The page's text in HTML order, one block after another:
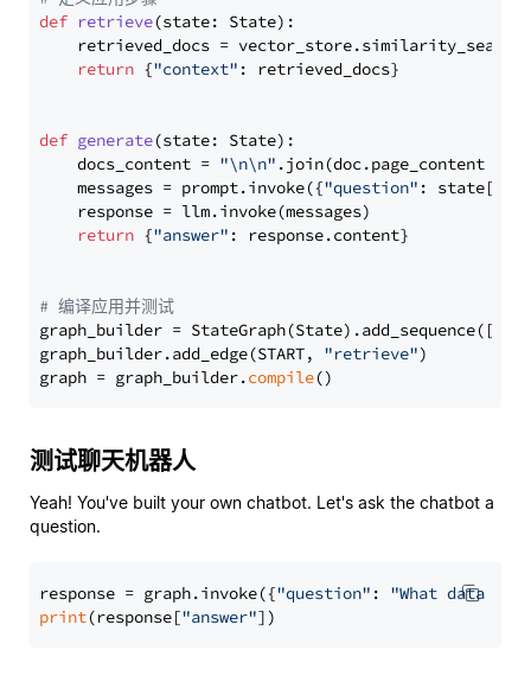
def retrieve(state: State):
retrieved_docs =
return {"context" : retrieved_docs}
def generate(state: State):
    docs_content =
"\n\n" .join(doc.page_content
    messages = prompt.invoke({
"question" : state[
    response = llm.invoke(messages)
return {"answer" : response.content}
# 编译应用并测试
graph_builder =
graph_builder.add_edge(START, "retrieve")
graph = graph_builder.compile
测试聊天机器人
Yeah! You've built your own chatbot. Let's ask the chatbot a
question.
response = graph.invoke({"question" : "What data
print(response["answer"